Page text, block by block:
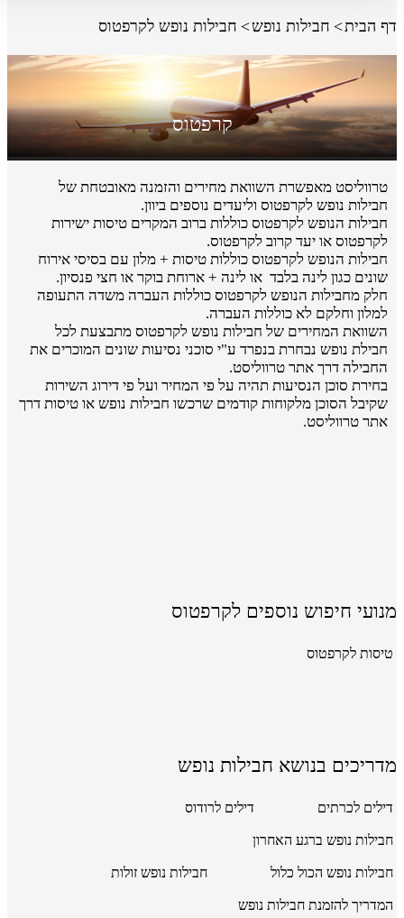
דף הבית חבילות נופש חבילות נופש לקרפטוס
קרפטוס
טרווליסט מאפשרת השוואת מחירים והזמנה מאובטחת של
חבילות נופש לקרפטוס וליעדים נוספים ביוון.
חבילות הנופש לקרפטוס כוללות ברוב המקרים טיסות ישירות
לקרפטוס או יעד קרוב לקרפטוס.
חבילות הנופש לקרפטוס כוללות טיסות + מלון עם בסיסי אירוח
שונים כגון לינה בלבד או לינה + ארוחת בוקר או חצי פנסיון.
חלק מחבילות הנופש לקרפטוס כוללות העברה משדה התעופה
למלון וחלקם לא כוללות העברה.
השוואת המחירים של חבילות נופש לקרפטוס מתבצעת לכל
חבילת נופש נבחרת בנפרד ע"י סוכני נסיעות שונים המוכרים את
החבילה דרך אתר טרווליסט.
בחירת סוכן הנסיעות תהיה על פי המחיר ועל פי דירוג השירות
שקיבל הסוכן מלקוחות קודמים שרכשו חבילות נופש או טיסות דרך
אתר טרווליסט.
מנועי חיפוש נוספים לקרפטוס
טיסות לקרפטוס
מדריכים בנושא חבילות נופש
דילים לכרתים דילים לרודוס
חבילות נופש ברגע האחרון
חבילות נופש הכול כלול חבילות נופש זולות
המדריך להזמנת חבילות נופש